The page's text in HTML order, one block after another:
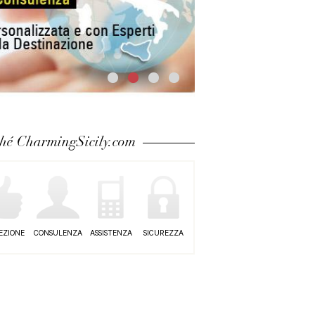
CharmingSicily.com
CONSULENZA ASSISTENZA SICUREZZA